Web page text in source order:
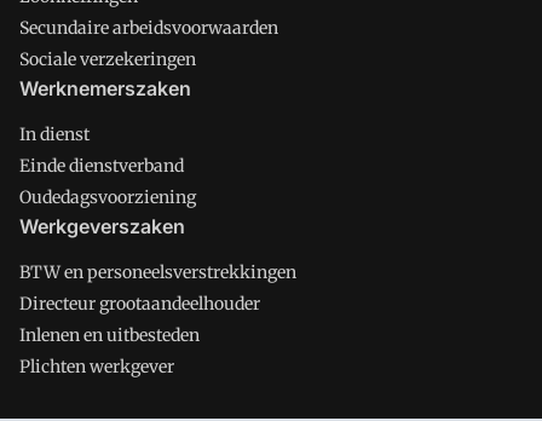
Secundaire arbeidsvoorwaarden
Sociale verzekeringen
Werknemerszaken
In dienst
Einde dienstverband
Oudedagsvoorziening
Werkgeverszaken
BTW en personeelsverstrekkingen
Directeur grootaandeelhouder
Inlenen en uitbesteden
Plichten werkgever